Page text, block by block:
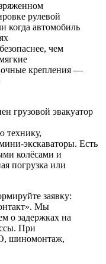
рулевой
когда автомобиль
чем
крепления —
грузовой эвакуатор
технику,
экскаваторы. Есть
колёсами и
погрузка или
заявку:
Мы
о задержках на
При
шиномонтаж,